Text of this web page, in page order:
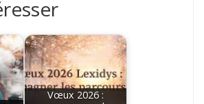
Vœux 2026 :